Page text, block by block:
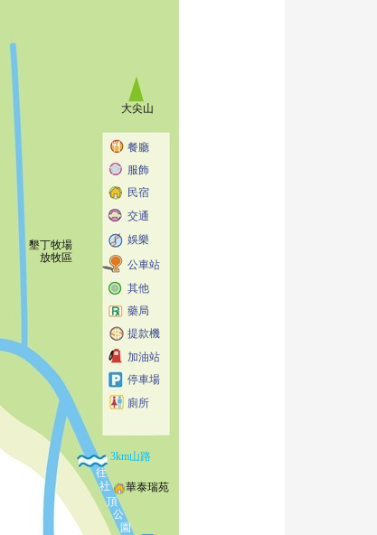
餐廳
服飾
公車站
墾丁牧場
放牧區
民宿
交通
娛樂
其他
藥局
提款機
加油站
停車場
廁所
3km山路
華泰瑞苑
往
社
頂
公
園
大尖山